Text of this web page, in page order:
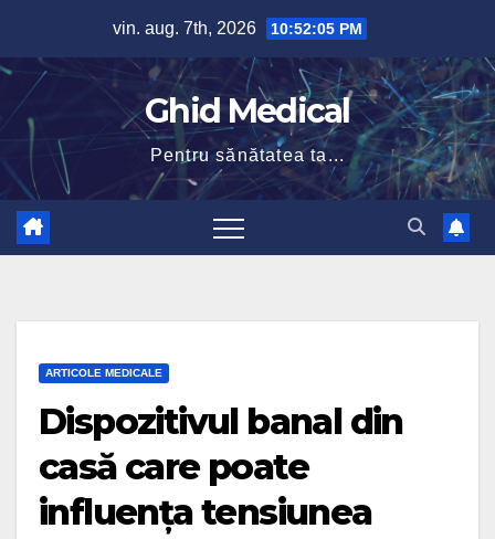
content
vin. aug. 7th, 2026 10:52:06 PM
Ghid Medical
Pentru sănătatea ta...
ARTICOLE MEDICALE
Dispozitivul banal din
casă care poate
influența tensiunea